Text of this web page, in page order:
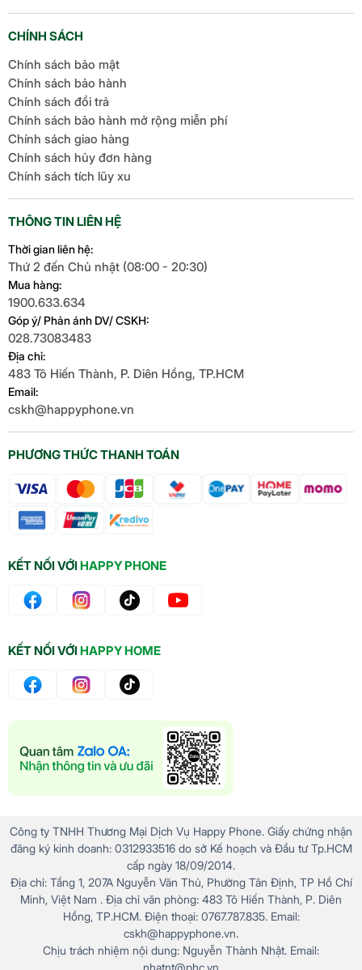
PHƯƠNG THỨC THANH TOÁN
KẾT NỐI VỚIHAPPY PHONE
CHÍNH SÁCH
Chính sách bảo mật
Chính sách bảo hành
Chính sách đổi trả
Chính sách bảo hành mở rộng miễn phí
Chính sách giao hàng
Chính sách hủy đơn hàng
Chính sách tích lũy xu
THÔNG TIN LIÊN HỆ
Thời gian liên hệ:
Thứ 2 đến Chủ nhật (08:00 - 20:30)
Mua hàng:
1900.633.634
Góp ý/ Phản ánh DV/ CSKH:
028.73083483
Địa chỉ:
483 Tô Hiến Thành, P. Diên Hồng, TP.HCM
Email:
cskh@happyphone.vn
KẾT NỐI VỚIHAPPY HOME
Công ty TNHH Thương Mại Dịch Vụ Happy Phone. Giấy chứng nhận
đăng ký kinh doanh: 0312933516 do sở Kế hoạch và Đầu tư Tp.HCM
cấp ngày 18/09/2014.
Địa chỉ: Tầng 1, 207A Nguyễn Văn Thủ, Phường Tân Định, TP Hồ Chí
Minh, Việt Nam . Địa chỉ văn phòng: 483 Tô Hiến Thành, P. Diên
Hồng, TP.HCM. Điện thoại: 0767.787.835. Email:
cskh@happyphone.vn.
Chịu trách nhiệm nội dung: Nguyễn Thành Nhật. Email: